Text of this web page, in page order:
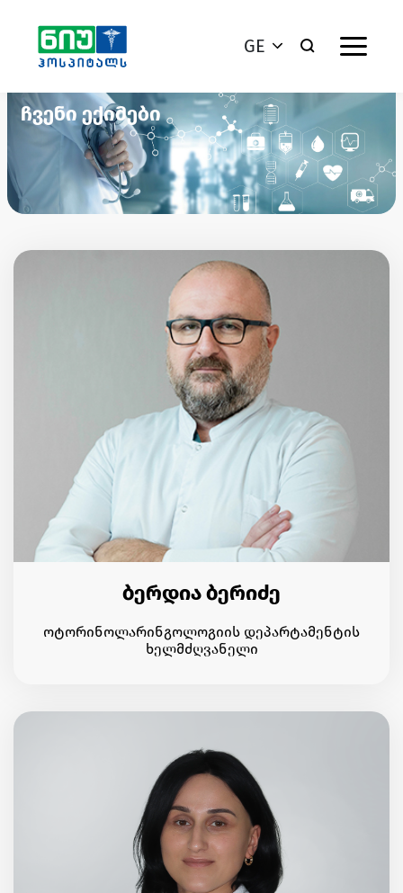
GE
ჩვენი ექიმები
ბერდია ბერიძე
ოტორინოლარინგოლოგიის დეპარტამენტის
ხელმძღვანელი